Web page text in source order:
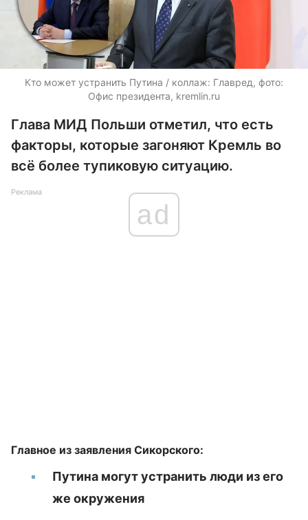
Кто может устранить Путина / коллаж: Главред, фото:
Офис президента, kremlin.ru
Глава МИД Польши отметил, что есть
факторы, которые загоняют Кремль во
всё более тупиковую ситуацию.
Реклама
ad
Главное из заявления Сикорского:
Путина могут устранить люди из его
же окружения